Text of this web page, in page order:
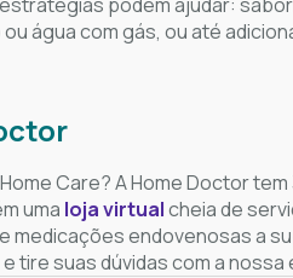
água com gás, ou até
Care? A Home Doctor
uma loja virtualcheia de
medicações endovenosas a
tire suas dúvidas com a nossa